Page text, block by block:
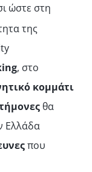
ώστε στη
της
, στο
κομμάτι
θα
Ελλάδα
που